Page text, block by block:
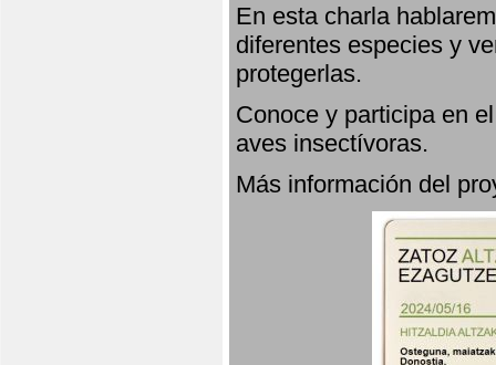
En esta charla
diferentes especies y
protegerlas.
Conoce y participa en
aves insectívoras.
Más información del